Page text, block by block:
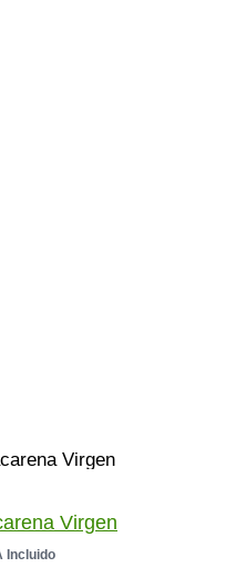
Virgen
Incluido